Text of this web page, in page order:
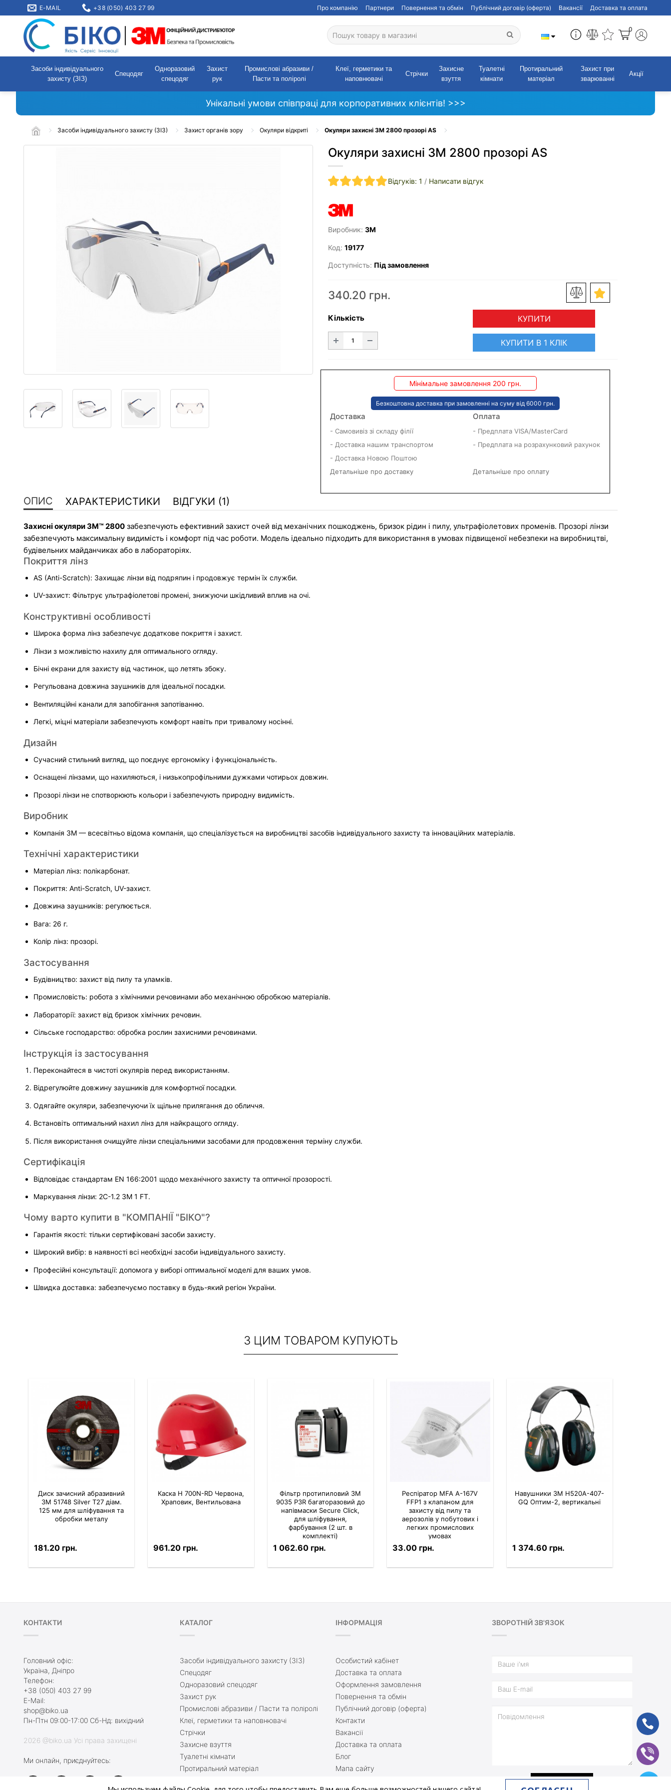
E-MAIL +38 (050) 403 27 99 Про компанію Партнери Повернення та обмін Публічний договір (оферта) Вакансії Доставка та оплата
0
Засоби індивідуального
захисту (ЗІЗ)
Спецодяг
Одноразовий
спецодяг
Захист
рук
Промислові абразиви /
Пасти та поліролі
Клеї, герметики та
наповнювачі
Стрічки
Захисне
взуття
Туалетні
кімнати
Протиральний
матеріал
Захист при
зварюванні
Акції
Унікальні умови співпраці для корпоративних клієнтів! >>>
Засоби індивідуального захисту (ЗІЗ) Захист органів зору Окуляри відкриті Окуляри захисні 3M 2800 прозорі AS
Окуляри захисні 3M 2800 прозорі AS
Відгуків: 1 / Написати відгук
Виробник: 3M
Код: 19177
Доступність: Під замовлення
340.20 грн.
Кількість КУПИТИ
КУПИТИ В 1 КЛІК
Мінімальне замовлення 200 грн.
Безкоштовна доставка при замовленні на суму від 6000 грн.
Доставка
- Самовивіз зі складу філії
- Доставка нашим транспортом
- Доставка Новою Поштою
Детальніше про доставку
Оплата
- Предплата VISA/MasterCard
- Предплата на розрахунковий рахунок
Детальніше про оплату
ОПИС ХАРАКТЕРИСТИКИ ВІДГУКИ (1)
Захисні окуляри 3M™ 2800 забезпечують ефективний захист очей від механічних пошкоджень, бризок рідин і пилу, ультрафіолетових променів. Прозорі лінзи
забезпечують максимальну видимість і комфорт під час роботи. Модель ідеально підходить для використання в умовах підвищеної небезпеки на виробництві,
будівельних майданчиках або в лабораторіях.
Покриття лінз
AS (Anti-Scratch): Захищає лінзи від подряпин і продовжує термін їх служби.
UV-захист: Фільтрує ультрафіолетові промені, знижуючи шкідливий вплив на очі.
Конструктивні особливості
Широка форма лінз забезпечує додаткове покриття і захист.
Лінзи з можливістю нахилу для оптимального огляду.
Бічні екрани для захисту від частинок, що летять збоку.
Регульована довжина заушників для ідеальної посадки.
Вентиляційні канали для запобігання запотіванню.
Легкі, міцні матеріали забезпечують комфорт навіть при тривалому носінні.
Дизайн
Сучасний стильний вигляд, що поєднує ергономіку і функціональність.
Оснащені лінзами, що нахиляються, і низькопрофільними дужками чотирьох довжин.
Прозорі лінзи не спотворюють кольори і забезпечують природну видимість.
Виробник
Компанія 3M — всесвітньо відома компанія, що спеціалізується на виробництві засобів індивідуального захисту та інноваційних матеріалів.
Технічні характеристики
Матеріал лінз: полікарбонат.
Покриття: Anti-Scratch, UV-захист.
Довжина заушників: регулюється.
Вага: 26 г.
Колір лінз: прозорі.
Застосування
Будівництво: захист від пилу та уламків.
Промисловість: робота з хімічними речовинами або механічною обробкою матеріалів.
Лабораторії: захист від бризок хімічних речовин.
Сільське господарство: обробка рослин захисними речовинами.
Інструкція із застосування
Переконайтеся в чистоті окулярів перед використанням.
Відрегулюйте довжину заушників для комфортної посадки.
Одягайте окуляри, забезпечуючи їх щільне прилягання до обличчя.
Встановіть оптимальний нахил лінз для найкращого огляду.
Після використання очищуйте лінзи спеціальними засобами для продовження терміну служби.
Сертифікація
Відповідає стандартам EN 166:2001 щодо механічного захисту та оптичної прозорості.
Маркування лінзи: 2C-1.2 3M 1 FT.
Чому варто купити в "КОМПАНІЇ "БІКО"?
Гарантія якості: тільки сертифіковані засоби захисту.
Широкий вибір: в наявності всі необхідні засоби індивідуального захисту.
Професійні консультації: допомога у виборі оптимальної моделі для ваших умов.
Швидка доставка: забезпечуємо поставку в будь-який регіон України.
З ЦИМ ТОВАРОМ КУПУЮТЬ
Диск зачисний абразивний
3M 51748 Silver T27 діам.
125 мм для шліфування та
обробки металу
181.20 грн.
Каска H 700N-RD Червона,
Храповик, Вентильована
961.20 грн.
Фільтр протипиловий 3M
9035 P3R багаторазовий до
напівмаски Secure Click,
для шліфування,
фарбування (2 шт. в
комплекті)
1 062.60 грн.
Респіратор MFA A-167V
FFP1 з клапаном для
захисту від пилу та
аерозолів у побутових і
легких промислових
умовах
33.00 грн.
Навушники 3M H520A-407-
GQ Оптим-2, вертикальні
1 374.60 грн.
КОНТАКТИ
Головний офіс:
Україна, Дніпро
Телефон:
+38 (050) 403 27 99
E-Mail:
shop@biko.ua
Пн-Птн 09:00-17:00 Сб-Нд: вихідний
2026 @biko.ua Усі права захищені
Ми онлайн, приєднуйтесь:
КАТАЛОГ
Засоби індивідуального захисту (ЗІЗ)
Спецодяг
Одноразовий спецодяг
Захист рук
Промислові абразиви / Пасти та поліролі
Клеї, герметики та наповнювачі
Стрічки
Захисне взуття
Туалетні кімнати
Протиральний матеріал
ІНФОРМАЦІЯ
Особистий кабінет
Доставка та оплата
Оформлення замовлення
Повернення та обмін
Публічний договір (оферта)
Контакти
Вакансії
Доставка та оплата
Блог
Мапа сайту
ЗВОРОТНІЙ ЗВ'ЯЗОК
ВІДПРАВИТИ
ph
vb
tg